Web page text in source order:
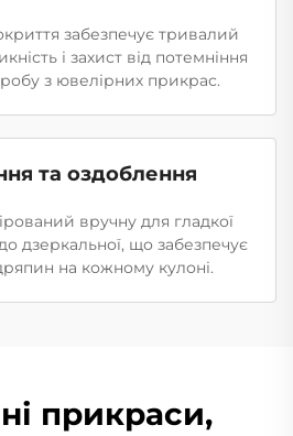
забезпечує тривалий
і захист від потемніння
з ювелірних прикрас.
та оздоблення
вручну для гладкої
дзеркальної, що забезпечує
на кожному кулоні.
прикраси,